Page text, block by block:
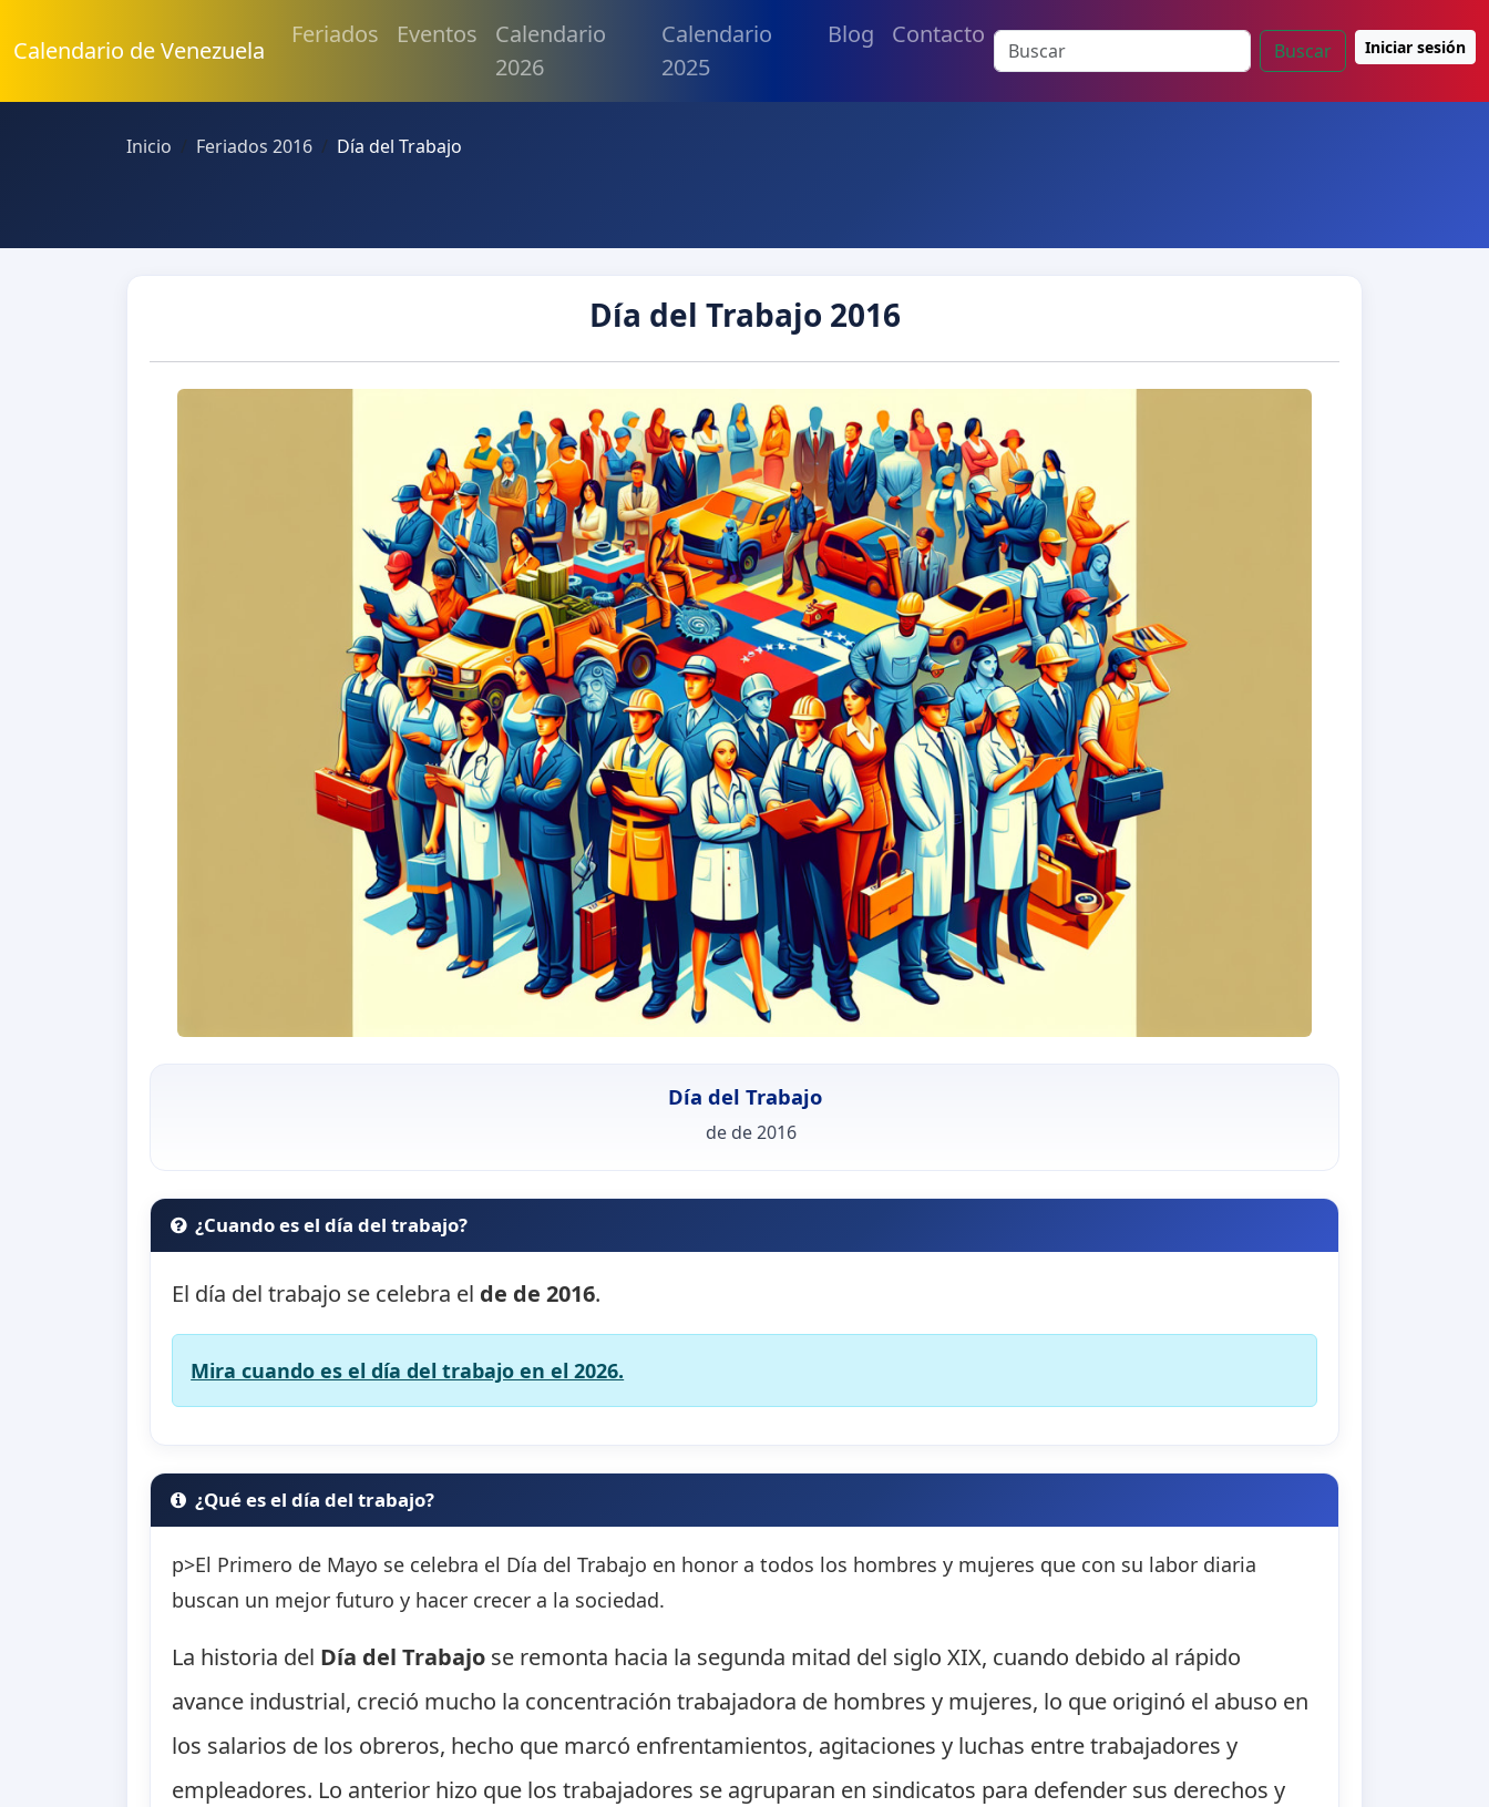
Calendario de Venezuela
Feriados Eventos
Calendario
2026
Calendario
2025
Blog Contacto
Buscar Iniciar sesión
Inicio Feriados 2016 Día del Trabajo
Día del Trabajo 2016
Día del Trabajo
de de 2016
¿Cuando es el día del trabajo?
El día del trabajo se celebra el de de 2016.
Mira cuando es el día del trabajo en el 2026.
¿Qué es el día del trabajo?
p>El Primero de Mayo se celebra el Día del Trabajo en honor a todos los hombres y mujeres que con su labor diaria
buscan un mejor futuro y hacer crecer a la sociedad.
La historia del Día del Trabajo se remonta hacia la segunda mitad del siglo XIX, cuando debido al rápido
avance industrial, creció mucho la concentración trabajadora de hombres y mujeres, lo que originó el abuso en
los salarios de los obreros, hecho que marcó enfrentamientos, agitaciones y luchas entre trabajadores y
empleadores. Lo anterior hizo que los trabajadores se agruparan en sindicatos para defender sus derechos y